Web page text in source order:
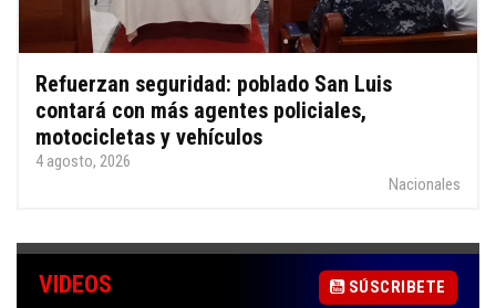
Refuerzan seguridad: poblado San Luis
contará con más agentes policiales,
motocicletas y vehículos
4 agosto, 2026
Nacionales
VIDEOS SÚSCRIBETE